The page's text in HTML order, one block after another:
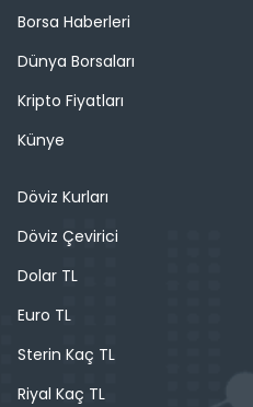
Borsa Haberleri
Dünya Borsaları
Kripto Fiyatları
Künye
Döviz Kurları
Döviz Çevirici
Dolar TL
Euro TL
Sterin Kaç TL
Riyal Kaç TL